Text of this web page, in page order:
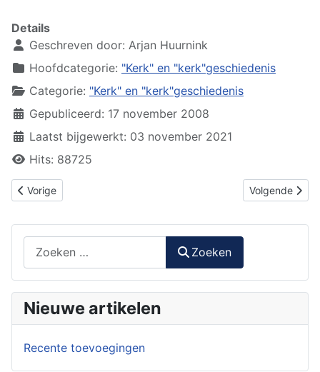
Details
Geschreven door: Arjan Huurnink
Hoofdcategorie: "Kerk" en "kerk"geschiedenis
Categorie: "Kerk" en "kerk"geschiedenis
Gepubliceerd: 17 november 2008
Laatst bijgewerkt: 03 november 2021
Hits: 88725
Vorig artikel: Keizer Constantijn: over vermenging van staat en
Vorige Volgende
Volgende
Zoeken
Nieuwe artikelen
Recente toevoegingen